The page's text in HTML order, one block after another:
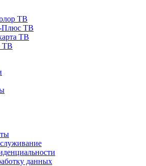
ТВ
Плюс ТВ
ТВ
ТВ
данных